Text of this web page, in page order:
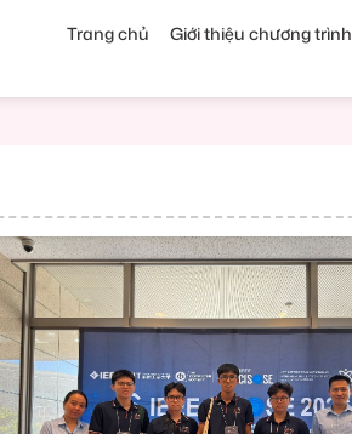
Trang chủ Giới thiệu chương trình